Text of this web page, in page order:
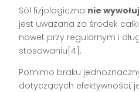
Sól fizjologiczna nie
jest uważana za środek
nawet przy regularnym i
stosowaniu[4].
Pomimo braku
dotyczących efektywności,